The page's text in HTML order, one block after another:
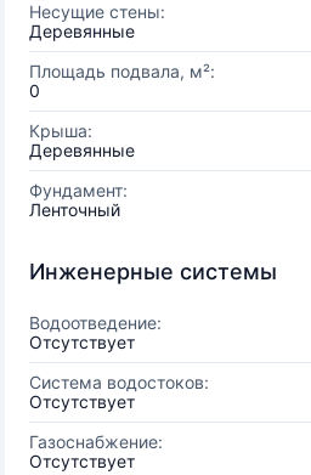
Несущие стены:
Деревянные
Площадь подвала, м²:
0
Крыша:
Деревянные
Фундамент:
Ленточный
Инженерные системы
Водоотведение:
Отсутствует
Система водостоков:
Отсутствует
Газоснабжение:
Отсутствует